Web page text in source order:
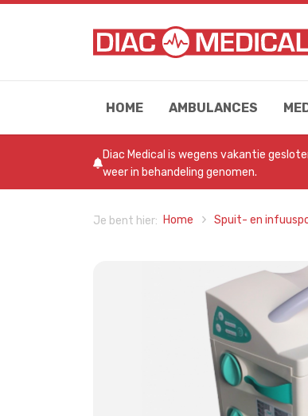
HOME AMBULANCES
Diac Medical is wegens vakantie
weer in behandeling genomen.
Je bent hier: Home Spuit- en